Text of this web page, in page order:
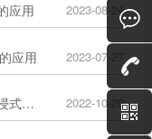
应用 2023-08-24
应用 2023-07-27
• 擎立干货 | 换热效率高达95%的槽内沉浸式换热器 2022-10-20